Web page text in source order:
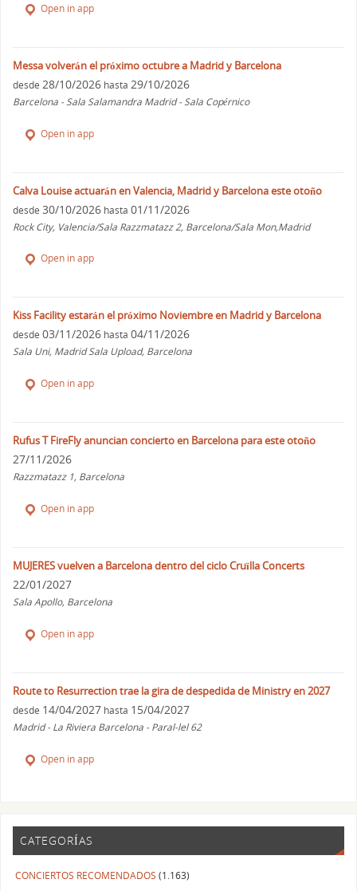
Open in app
Messa volverán el próximo octubre a Madrid y Barcelona
desde 28/10/2026 hasta 29/10/2026
Barcelona - Sala Salamandra Madrid - Sala Copérnico
Open in app
Calva Louise actuarán en Valencia, Madrid y Barcelona este otoño
desde 30/10/2026 hasta 01/11/2026
Rock City, Valencia/Sala Razzmatazz 2, Barcelona/Sala Mon,Madrid
Open in app
Kiss Facility estarán el próximo Noviembre en Madrid y Barcelona
desde 03/11/2026 hasta 04/11/2026
Sala Uni, Madrid Sala Upload, Barcelona
Open in app
Rufus T FireFly anuncian concierto en Barcelona para este otoño
27/11/2026
Razzmatazz 1, Barcelona
Open in app
MUJERES vuelven a Barcelona dentro del ciclo Cruïlla Concerts
22/01/2027
Sala Apollo, Barcelona
Open in app
Route to Resurrection trae la gira de despedida de Ministry en 2027
desde 14/04/2027 hasta 15/04/2027
Madrid - La Riviera Barcelona - Paral-lel 62
Open in app
CATEGORÍAS
CONCIERTOS RECOMENDADOS (1.163)